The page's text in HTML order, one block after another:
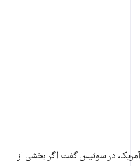
در سوئیس گفت اگر بخشی از